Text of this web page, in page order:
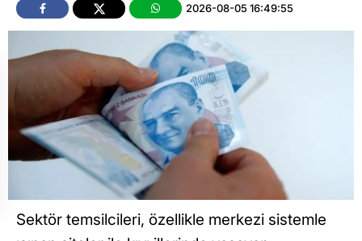
2026-08-05 16:49:55
Sektör temsilcileri, özellikle merkezi sistemle